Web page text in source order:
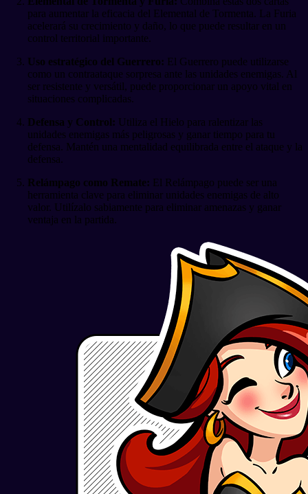
para aumentar la eficacia del Elemental de Tormenta. La Furia
acelerará su crecimiento y daño, lo que puede resultar en un
control territorial importante.
Uso estratégico del Guerrero: El Guerrero puede utilizarse
como un contraataque sorpresa ante las unidades enemigas. Al
ser resistente y versátil, puede proporcionar un apoyo vital en
situaciones complicadas.
Defensa y Control: Utiliza el Hielo para ralentizar las
unidades enemigas más peligrosas y ganar tiempo para tu
defensa. Mantén una mentalidad equilibrada entre el ataque y la
defensa.
Relámpago como Remate: El Relámpago puede ser una
herramienta clave para eliminar unidades enemigas de alto
valor. Utilízalo sabiamente para eliminar amenazas y ganar
ventaja en la partida.